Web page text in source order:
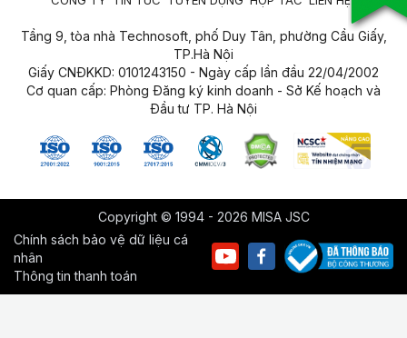
Tầng 9, tòa nhà Technosoft, phố Duy Tân, phường Cầu Giấy,
TP.Hà Nội
Giấy CNĐKKD: 0101243150 - Ngày cấp lần đầu 22/04/2002
Cơ quan cấp: Phòng Đăng ký kinh doanh - Sở Kế hoạch và
Đầu tư TP. Hà Nội
Copyright © 1994 - 2026 MISA JSC
Chính sách bảo vệ dữ liệu cá
nhân
Thông tin thanh toán